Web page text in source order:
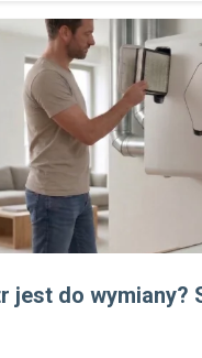
jest do wymiany?